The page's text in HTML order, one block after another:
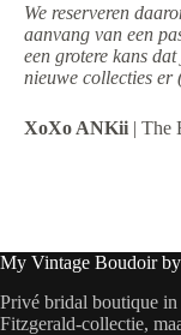
We reserveren
aanvang van een
een grotere kans
nieuwe collecties er
XoXo ANKii | The
My Vintage Boudoir
Privé bridal boutique
Fitzgerald-collectie,